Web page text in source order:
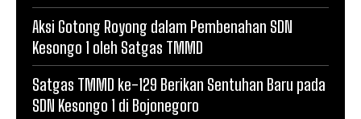
Aksi Gotong Royong dalam Pembenahan SDN
Kesongo 1 oleh Satgas TMMD
Satgas TMMD ke-129 Berikan Sentuhan Baru pada
SDN Kesongo 1 di Bojonegoro